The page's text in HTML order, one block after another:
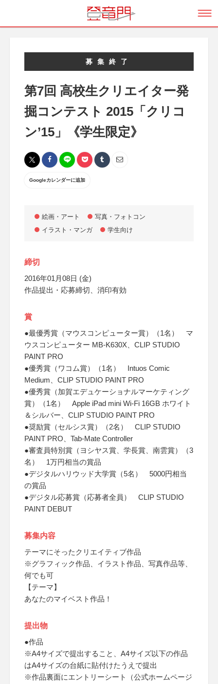
募集終了
第7回 高校生クリエイター発
掘コンテスト 2015「クリコ
ン’15」《学生限定》
Googleカレンダーに追加
絵画・アート
写真・フォトコン
イラスト・マンガ
学生向け
締切
2016年01月08日 (金)
作品提出・応募締切、消印有効
賞
●最優秀賞（マウスコンピューター賞）（1名） マ
ウスコンピューター MB-K630X、CLIP STUDIO
PAINT PRO
●優秀賞（ワコム賞）（1名） Intuos Comic
Medium、CLIP STUDIO PAINT PRO
●優秀賞（加賀エデュケーショナルマーケティング
賞）（1名） Apple iPad mini Wi-Fi 16GB ホワイト
＆シルバー、CLIP STUDIO PAINT PRO
●奨励賞（セルシス賞）（2名） CLIP STUDIO
PAINT PRO、Tab-Mate Controller
●審査員特別賞（ヨシヤス賞、学長賞、南雲賞）（3
名） 1万円相当の賞品
●デジタルハリウッド大学賞（5名） 5000円相当
の賞品
●デジタル応募賞（応募者全員） CLIP STUDIO
PAINT DEBUT
募集内容
テーマにそったクリエイティブ作品
※グラフィック作品、イラスト作品、写真作品等、
何でも可
【テーマ】
あなたのマイベスト作品！
提出物
●作品
※A4サイズで提出すること、A4サイズ以下の作品
はA4サイズの台紙に貼付けたうえで提出
※作品裏面にエントリーシート（公式ホームページ